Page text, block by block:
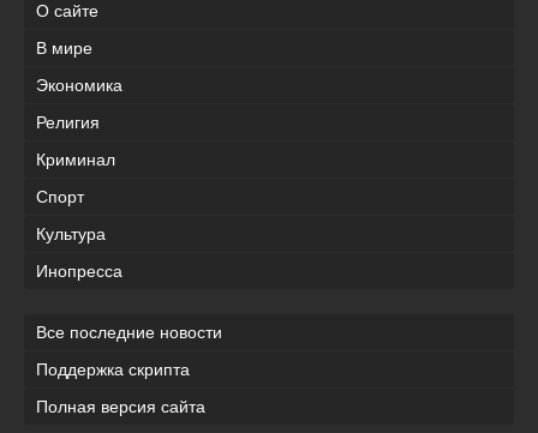
О сайте
В мире
Экономика
Религия
Криминал
Спорт
Культура
Инопресса
Все последние новости
Поддержка скрипта
Полная версия сайта